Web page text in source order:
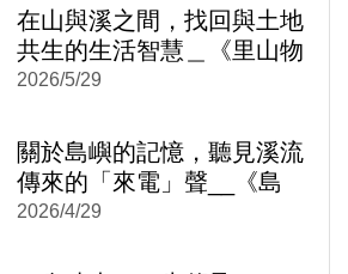
在山與溪之間，找回與土地
共生的生活智慧＿《里山物
語：大安溪左岸的山村生活
2026/5/29
關於島嶼的記憶，聽見溪流
傳來的「來電」聲__《島
嶼來電：台灣水力發電時空
2026/4/29